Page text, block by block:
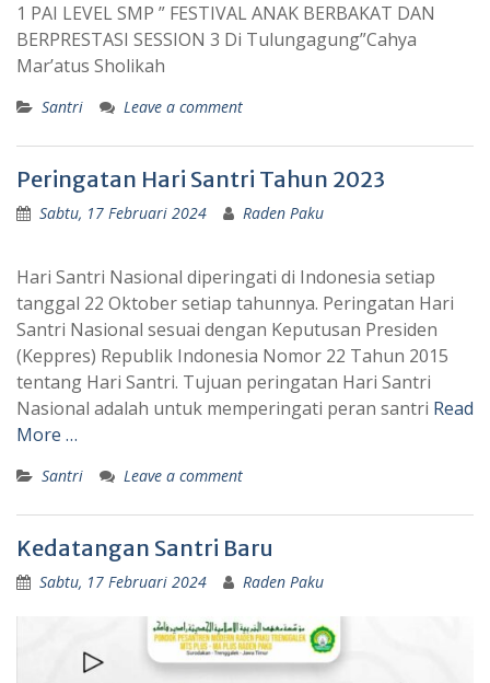
1 PAI LEVEL SMP ” FESTIVAL ANAK BERBAKAT DAN
BERPRESTASI SESSION 3 Di Tulungagung”Cahya
Mar’atus Sholikah
Santri Leave a comment
Peringatan Hari Santri Tahun 2023
Sabtu, 17 Februari 2024 Raden Paku
Hari Santri Nasional diperingati di Indonesia setiap
tanggal 22 Oktober setiap tahunnya. Peringatan Hari
Santri Nasional sesuai dengan Keputusan Presiden
(Keppres) Republik Indonesia Nomor 22 Tahun 2015
tentang Hari Santri. Tujuan peringatan Hari Santri
Nasional adalah untuk memperingati peran santri Read
More …
Santri Leave a comment
Kedatangan Santri Baru
Sabtu, 17 Februari 2024 Raden Paku